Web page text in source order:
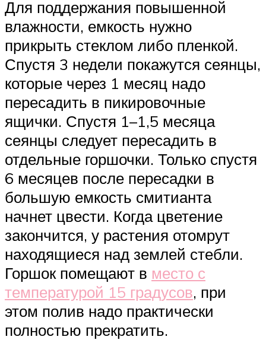
Для поддержания повышенной
влажности, емкость нужно
прикрыть стеклом либо пленкой.
Спустя 3 недели покажутся сеянцы,
которые через 1 месяц надо
пересадить в пикировочные
ящички. Спустя 1–1,5 месяца
сеянцы следует пересадить в
отдельные горшочки. Только спустя
6 месяцев после пересадки в
большую емкость смитианта
начнет цвести. Когда цветение
закончится, у растения отомрут
находящиеся над землей стебли.
Горшок помещают в место с
температурой 15 градусов, при
этом полив надо практически
полностью прекратить.